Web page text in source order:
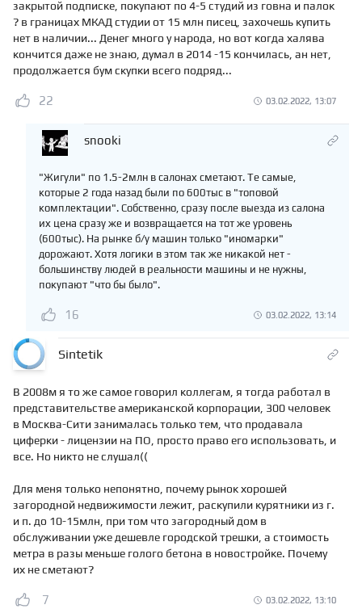
закрытой подписке, покупают по 4-5 студий из говна и палок
? в границах МКАД студии от 15 млн писец, захочешь купить
нет в наличии... Денег много у народа, но вот когда халява
кончится даже не знаю, думал в 2014 -15 кончилась, ан нет,
продолжается бум скупки всего подряд...
22 03.02.2022, 13:07
snooki
"Жигули" по 1.5-2млн в салонах сметают. Те самые,
которые 2 года назад были по 600тыс в "топовой
комплектации". Собственно, сразу после выезда из салона
их цена сразу же и возвращается на тот же уровень
(600тыс). На рынке б/у машин только "иномарки"
дорожают. Хотя логики в этом так же никакой нет -
большинству людей в реальности машины и не нужны,
покупают "что бы было".
16 03.02.2022, 13:14
Sintetik
В 2008м я то же самое говорил коллегам, я тогда работал в
представительстве американской корпорации, 300 человек
в Москва-Сити занималась только тем, что продавала
циферки - лицензии на ПО, просто право его использовать, и
все. Но никто не слушал((
Для меня только непонятно, почему рынок хорошей
загородной недвижимости лежит, раскупили курятники из г.
и п. до 10-15млн, при том что загородный дом в
обслуживании уже дешевле городской трешки, а стоимость
метра в разы меньше голого бетона в новостройке. Почему
их не сметают?
7 03.02.2022, 13:10